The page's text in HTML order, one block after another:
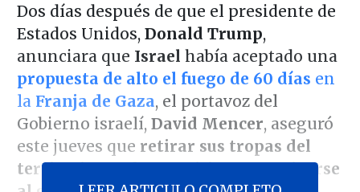
Dos días después de que el presidente de
Estados Unidos, Donald Trump,
anunciara que Israel había aceptado una
propuesta de alto el fuego de 60 días en
la Franja de Gaza, el portavoz del
Gobierno israelí, David Mencer, aseguró
este jueves que retirar sus tropas del
territorio puede permitir reorganizarse